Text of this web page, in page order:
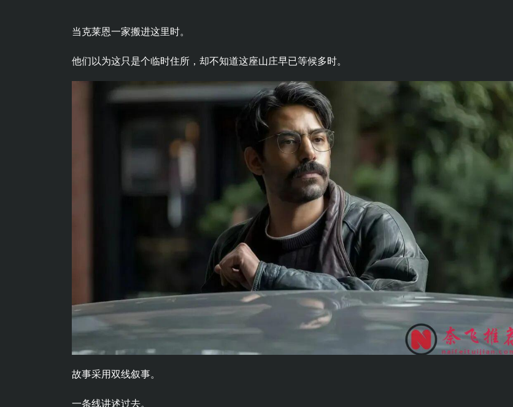
当克莱恩一家搬进这里时。
他们以为这只是个临时住所，却不知道这座山庄早已等候多时。
故事采用双线叙事。
一条线讲述过去。